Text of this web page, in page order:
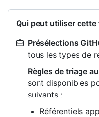
Qui peut utiliser
Présélections
tous les types de
Règles de triage
sont disponibles
suivants :
Référentiels